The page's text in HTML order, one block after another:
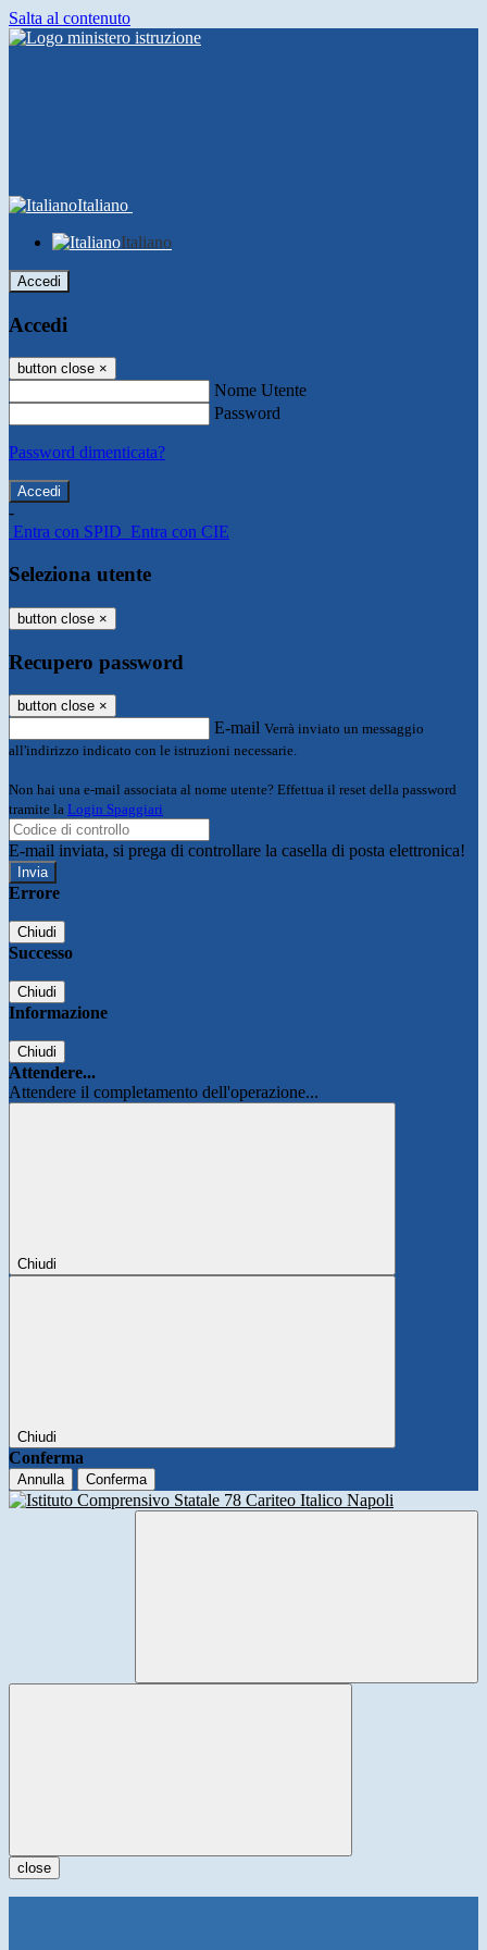
Salta al contenuto
Italiano
Italiano
Accedi
Accedi
button close ×
Nome Utente
Password
Password dimenticata?
-
Entra con SPID Entra con CIE
Seleziona utente
button close ×
Recupero password
button close ×
E-mail Verrà inviato un messaggio
all'indirizzo indicato con le istruzioni necessarie.
Non hai una e-mail associata al nome utente? Effettua il reset della password
tramite la Login Spaggiari
E-mail inviata, si prega di controllare la casella di posta elettronica!
Errore
Chiudi
Successo
Chiudi
Informazione
Chiudi
Attendere...
Attendere il completamento dell'operazione...
Chiudi
Chiudi
Conferma
Annulla Conferma
close